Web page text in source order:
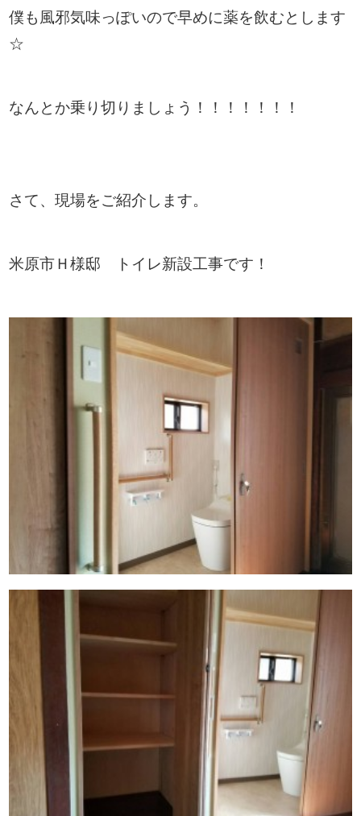
僕も風邪気味っぽいので早めに薬を飲むとします
☆
なんとか乗り切りましょう！！！！！！！
さて、現場をご紹介します。
米原市Ｈ様邸 トイレ新設工事です！